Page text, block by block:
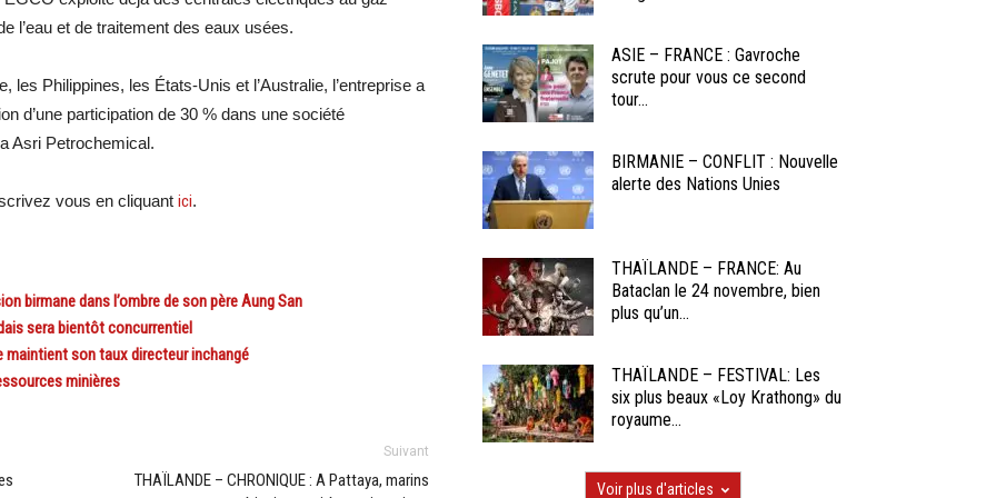
l’eau et de traitement des eaux usées.
Philippines, les États-Unis et l’Australie, l’entreprise a
d’une participation de 30 % dans une société
Asri Petrochemical.
vous en cliquant ici.
birmane dans l’ombre de son père Aung San
sera bientôt concurrentiel
maintient son taux directeur inchangé
minières
Suivant
THAÏLANDE – CHRONIQUE : A Pattaya, marins
ASIE – FRANCE : Gavroche
scrute pour vous ce second
tour...
BIRMANIE – CONFLIT : Nouvelle
alerte des Nations Unies
THAÏLANDE – FRANCE: Au
Bataclan le 24 novembre, bien
plus qu’un...
THAÏLANDE – FESTIVAL: Les
six plus beaux «Loy Krathong» du
royaume...
Voir plus d'articles